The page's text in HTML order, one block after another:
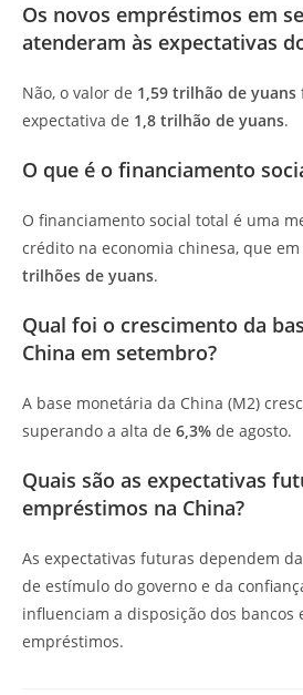
Os novos empréstimos em
atenderam às expectativas
Não, o valor de 1,59 trilhão de yuans
expectativa de 1,8 trilhão de yuans.
O que é o financiamento
O financiamento social total é uma
crédito na economia chinesa, que
trilhões de yuans.
Qual foi o crescimento da
China em setembro?
A base monetária da China (M2)
superando a alta de 6,3% de agosto.
Quais são as expectativas
empréstimos na China?
As expectativas futuras dependem
de estímulo do governo e da
influenciam a disposição dos bancos
empréstimos.